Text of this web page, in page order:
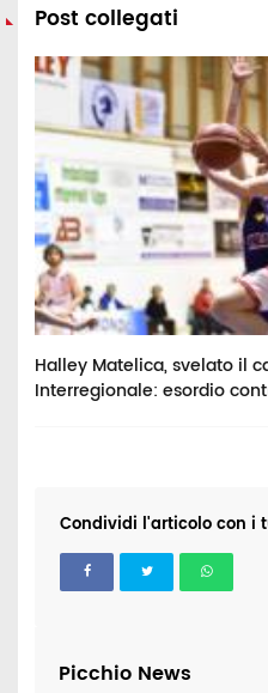
Post collegati
Halley Matelica, svelato il
Interregionale: esordio
Condividi l'articolo con i
Picchio News